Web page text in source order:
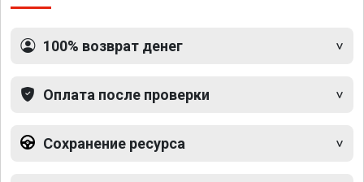
100% возврат денег
Оплата после проверки
Сохранение ресурса